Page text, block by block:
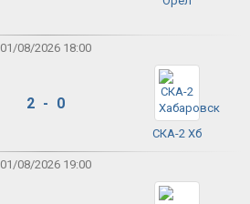
01/08/2026 18:00
2 - 0
СКА-2 Хб
01/08/2026 19:00